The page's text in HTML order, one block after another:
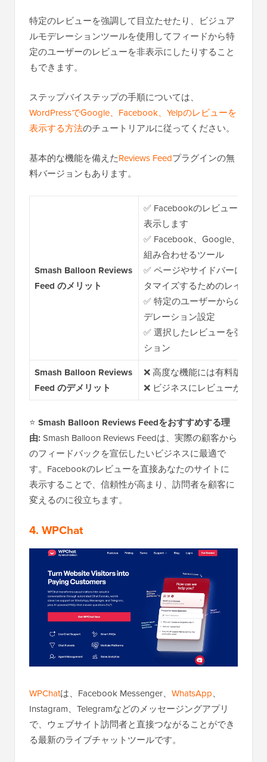
特定のレビューを強調して目立たせたり、ビジュア
ルモデレーションツールを使用してフィードから特
定のユーザーのレビューを非表示にしたりすること
もできます。
ステップバイステップの手順については、
WordPressでGoogle、Facebook、Yelpのレビューを
表示する方法のチュートリアルに従ってください。
基本的な機能を備えたReviews Feedプラグインの無
料バージョンもあります。
Smash Balloon Reviews
Feed のメリット
✅ Facebookのレビューを自
表示します
✅ Facebook、Google、Yelp
組み合わせるツール
✅ ページやサイドバーにレビ
タマイズするためのレイアウ
✅ 特定のユーザーからのレビ
デレーション設定
✅ 選択したレビューを強調表
ション
Smash Balloon Reviews
Feed のデメリット
❌ 高度な機能には有料版が必
❌ ビジネスにレビューがない
⭐ Smash Balloon Reviews Feedをおすすめする理
由: Smash Balloon Reviews Feedは、実際の顧客から
のフィードバックを宣伝したいビジネスに最適で
す。Facebookのレビューを直接あなたのサイトに
表示することで、信頼性が高まり、訪問者を顧客に
変えるのに役立ちます。
4. WPChat
WPChatは、Facebook Messenger、 WhatsApp、
Instagram、Telegramなどのメッセージングアプリ
で、ウェブサイト訪問者と直接つながることができ
る最新のライブチャットツールです。